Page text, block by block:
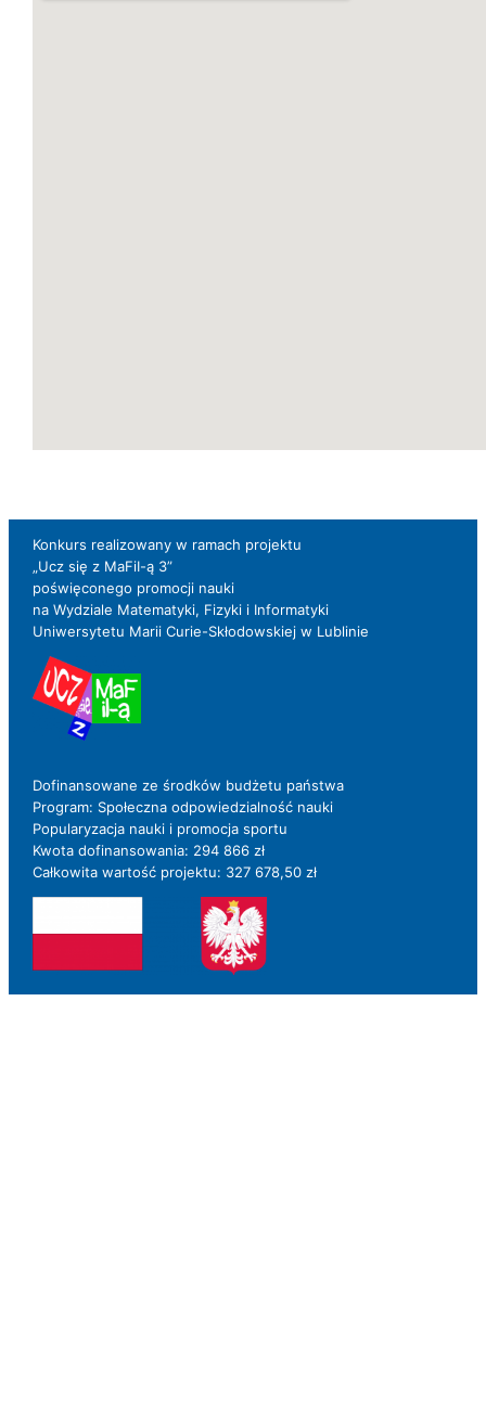
Konkurs realizowany w ramach projektu
„Ucz się z MaFiI-ą 3”
poświęconego promocji nauki
na Wydziale Matematyki, Fizyki i Informatyki
Uniwersytetu Marii Curie-Skłodowskiej w Lublinie
Dofinansowane ze środków budżetu państwa
Program: Społeczna odpowiedzialność nauki
Popularyzacja nauki i promocja sportu
Kwota dofinansowania: 294 866 zł
Całkowita wartość projektu: 327 678,50 zł